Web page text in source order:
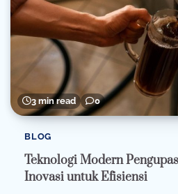
3 min read 0
BLOG
Teknologi Modern
Inovasi untuk Efisiensi